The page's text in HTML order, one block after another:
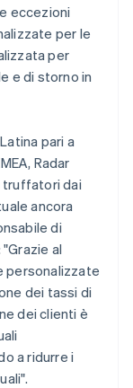
eccezioni
per le
per
e di storno in
pari a
Radar
truffatori dai
ancora
di
al
personalizzate
dei tassi di
dei clienti è
a ridurre i